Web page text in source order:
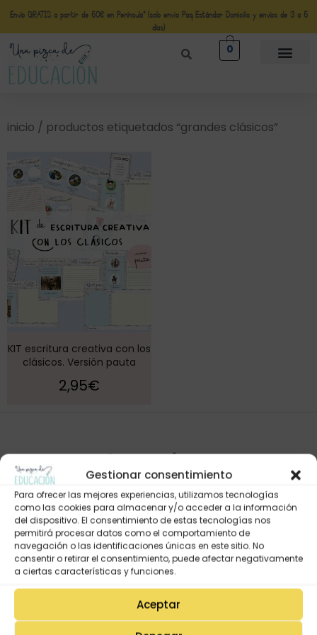
Gestionar consentimiento
Para ofrecer las mejores experiencias, utilizamos tecnologías
como las cookies para almacenar y/o acceder a la información
del dispositivo. El consentimiento de estas tecnologías nos
permitirá procesar datos como el comportamiento de
navegación o las identificaciones únicas en este sitio. No
consentir o retirar el consentimiento, puede afectar negativamente
a ciertas características y funciones.
Aceptar
Envío GRATIS a partir de 50€ en Península* (solo envio Paq Estándar Domicilio y envíos de 3 a 5
días)
0
inicio / productos etiquetados “grandes clásicos”
KIT escritura creativa con los
clásicos. Versión pauta
2,95€
Mi Cuenta
Lista de deseos
Mi Perfil
Descargas